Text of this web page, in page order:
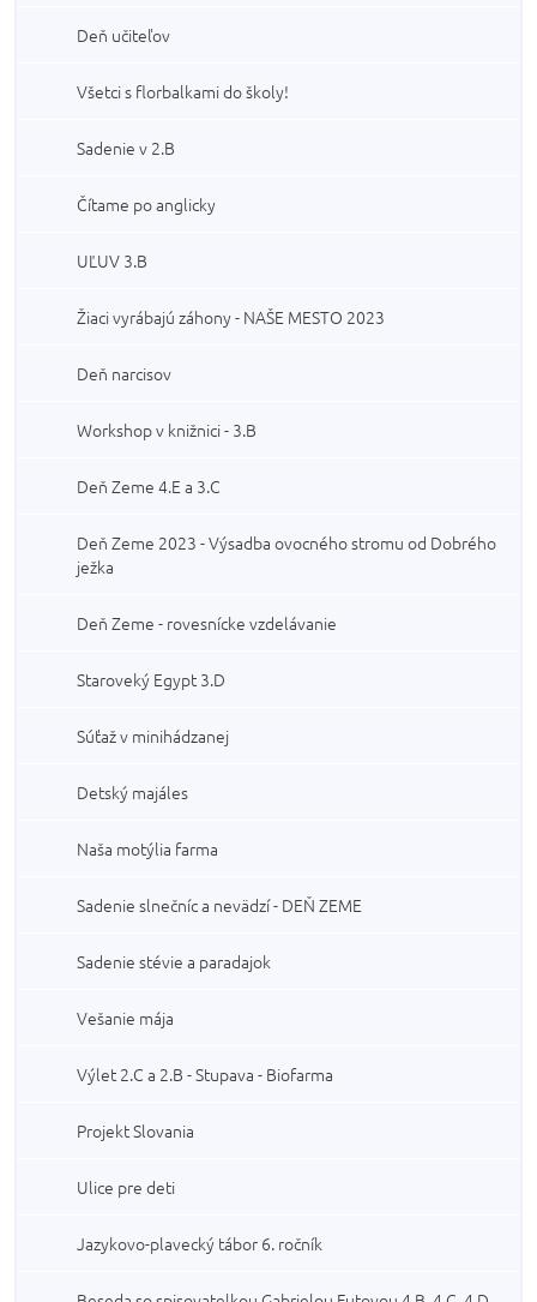
Deň učiteľov
Všetci s florbalkami do školy!
Sadenie v 2.B
Čítame po anglicky
UĽUV 3.B
Žiaci vyrábajú záhony - NAŠE MESTO 2023
Deň narcisov
Workshop v knižnici - 3.B
Deň Zeme 4.E a 3.C
Deň Zeme 2023 - Výsadba ovocného stromu od Dobrého
ježka
Deň Zeme - rovesnícke vzdelávanie
Staroveký Egypt 3.D
Súťaž v minihádzanej
Detský majáles
Naša motýlia farma
Sadenie slnečníc a nevädzí - DEŇ ZEME
Sadenie stévie a paradajok
Vešanie mája
Výlet 2.C a 2.B - Stupava - Biofarma
Projekt Slovania
Ulice pre deti
Jazykovo-plavecký tábor 6. ročník